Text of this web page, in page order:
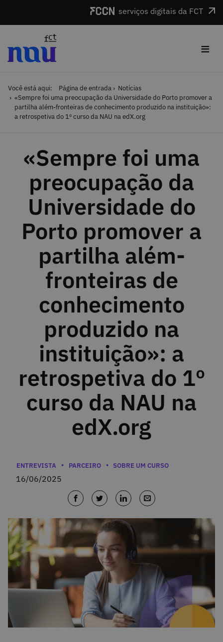
serviços digitais da FCT
≡
Você está aqui: Página de entrada
Notícias
«Sempre foi uma preocupação da Universidade do Porto promover a
partilha além-fronteiras de conhecimento produzido na instituição»:
a retrospetiva do 1º curso da NAU na edX.org
«Sempre foi uma
preocupação da
Universidade do
Porto promover a
partilha além-
fronteiras de
conhecimento
produzido na
instituição»: a
retrospetiva do 1º
curso da NAU na
edX.org
Categorias
ENTREVISTA PARCEIRO SOBRE UM CURSO
16/06/2025